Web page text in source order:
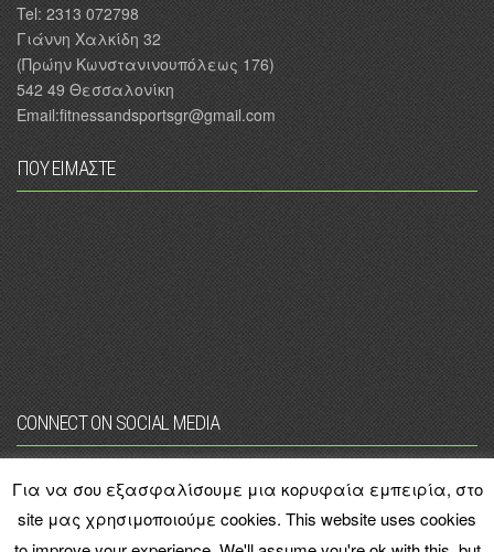
Tel: 2313 072798
Γιάννη Χαλκίδη 32
(Πρώην Κωνστανινουπόλεως 176)
542 49 Θεσσαλονίκη
Email:fitnessandsportsgr@gmail.com
ΠΟΥ ΕΙΜΑΣΤΕ
CONNECT ON SOCIAL MEDIA
Για να σου εξασφαλίσουμε μια κορυφαία εμπειρία, στο
site μας χρησιμοποιούμε cookies. This website uses cookies